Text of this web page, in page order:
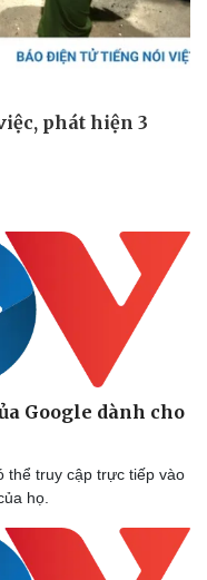
Google dành cho
thể truy cập trực tiếp vào
họ.